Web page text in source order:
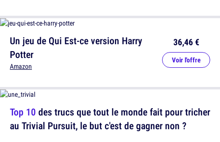
Un jeu de Qui Est-ce version Harry
Potter
Amazon
36,46 €
Voir l'offre
Top 10 des trucs que tout le monde fait pour tricher
au Trivial Pursuit, le but c'est de gagner non ?